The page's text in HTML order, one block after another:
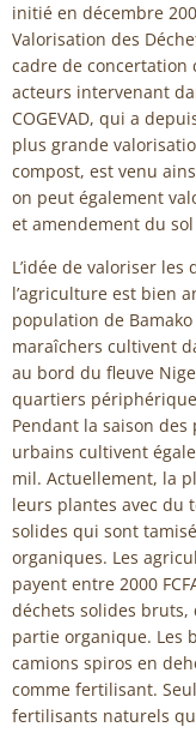
initié en décembre
Valorisation des
cadre de concertation
acteurs intervenant
COGEVAD, qui a
plus grande
compost, est venu
on peut également
et amendement du
L’idée de valoriser
l’agriculture est bien
population de
maraîchers cultivent
au bord du fleuve
quartiers
Pendant la saison
urbains cultivent
mil. Actuellement, la
leurs plantes avec du
solides qui sont
organiques. Les
payent entre 2000
déchets solides
partie organique. Les
camions spiros en
comme fertilisant.
fertilisants naturels